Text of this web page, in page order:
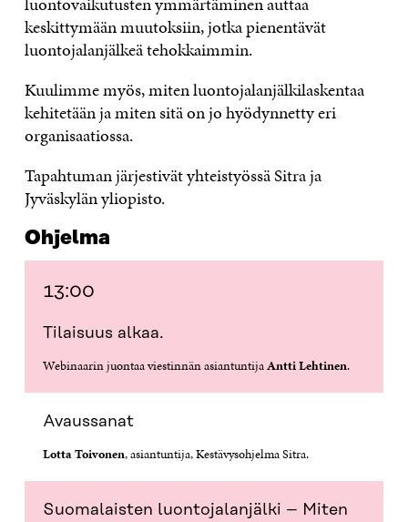
keskittymään muutoksiin, jotka pienentävät
luontojalanjälkeä tehokkaimmin.
Kuulimme myös, miten luontojalanjälkilaskentaa
kehitetään ja miten sitä on jo hyödynnetty eri
organisaatiossa.
Tapahtuman järjestivät yhteistyössä Sitra ja
Jyväskylän yliopisto.
Ohjelma
13:00
Tilaisuus alkaa.
Webinaarin juontaa viestinnän asiantuntijaAntti Lehtinen.
Avaussanat
Lotta Toivonen, asiantuntija, Kestävysohjelma Sitra.
Suomalaisten luontojalanjälki – Miten